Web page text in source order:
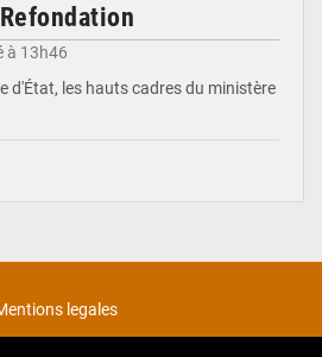
à 13h46
d'État, les hauts cadres du ministère
legales